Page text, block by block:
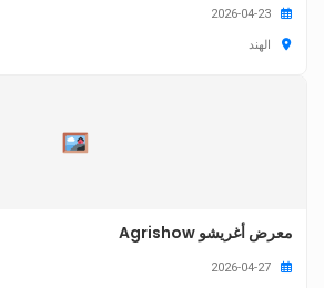
الهند
معرض أغريشو Agrishow